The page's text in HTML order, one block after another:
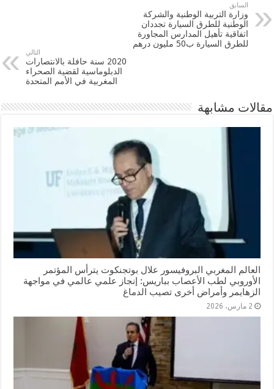
السابق
وزارة التربية الوطنية والشركة
الوطنية للطرق السيارة تجددان
اتفاقية تأهيل المدارس المجاورة
للطرق السيارة ب50 مليون درهم
التالي
2020 سنة حافلة بالانتصارات
الدبلوماسية لقضية الصحراء
المغربية في الأمم المتحدة
مقالات مشابهة
العالم المغربي البروفيسور علال بوتجنكوت يترأس المؤتمر
الأوروبي لطب الأعصاب بباريس: إنجاز علمي عالمي في مواجهة
الزهايمر وأمراض أخرى تصيب الدماغ
2 مارس، 2026